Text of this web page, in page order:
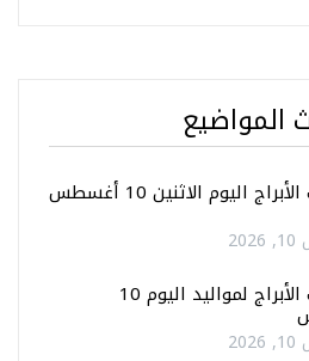
المواضيع
توقعـات الأبراج اليوم الاثنين 10 أغسطس
توقعـات الأبراج لمواليد اليوم 10